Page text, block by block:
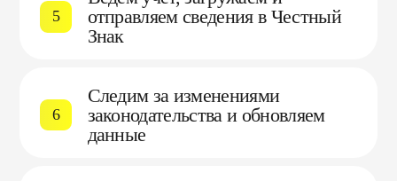
5
отправляем сведения в Честный
Знак
6
Следим за изменениями
законодательства и обновляем
данные